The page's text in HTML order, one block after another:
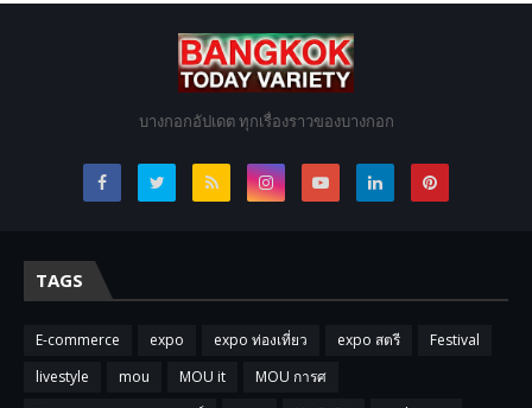
บางกอกอัปเดต ทุกเรื่องราวของบางกอก
TAGS
E-commerce expo expo ท่องเที่ยว expo สตรี
Festival
livestyle
mou MOU it
MOU การศ